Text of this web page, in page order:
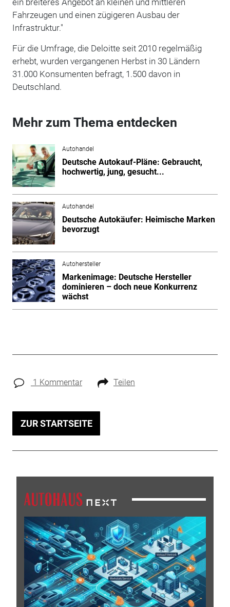
Fahrzeugen und einen zügigeren Ausbau der
Infrastruktur."
Für die Umfrage, die Deloitte seit 2010 regelmäßig
erhebt, wurden vergangenen Herbst in 30 Ländern
31.000 Konsumenten befragt, 1.500 davon in
Deutschland.
Mehr zum Thema entdecken
Autohandel
Deutsche Autokauf-Pläne: Gebraucht,
hochwertig, jung, gesucht...
Autohandel
Deutsche Autokäufer: Heimische Marken
bevorzugt
Autohersteller
Markenimage: Deutsche Hersteller
dominieren – doch neue Konkurrenz
wächst
1 Kommentar Teilen
ZUR STARTSEITE